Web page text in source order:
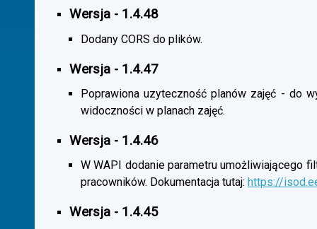
Wersja - 1.4.48
Dodany CORS do plików.
Wersja - 1.4.47
Poprawiona uzyteczność planów zajęć - do
widoczności w planach zajęć.
Wersja - 1.4.46
W WAPI dodanie parametru umożliwiającego
pracowników. Dokumentacja tutaj: https://
Wersja - 1.4.45